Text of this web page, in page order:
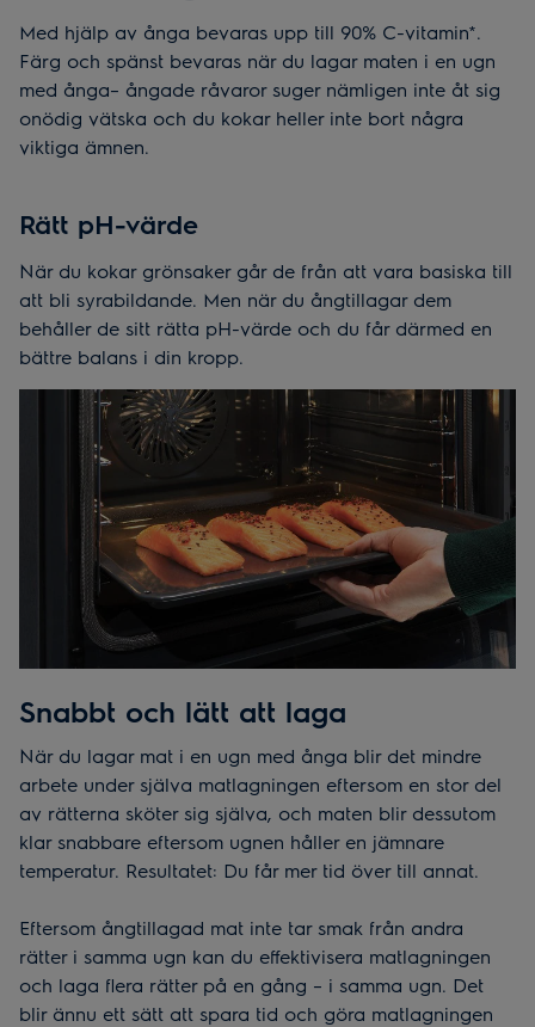
Med hjälp av ånga bevaras upp till 90% C-vitamin*.
Färg och spänst bevaras när du lagar maten i en ugn
med ånga– ångade råvaror suger nämligen inte åt sig
onödig vätska och du kokar heller inte bort några
viktiga ämnen.
Rätt pH-värde
När du kokar grönsaker går de från att vara basiska till
att bli syrabildande. Men när du ångtillagar dem
behåller de sitt rätta pH-värde och du får därmed en
bättre balans i din kropp.
Snabbt och lätt att laga
När du lagar mat i en ugn med ånga blir det mindre
arbete under själva matlagningen eftersom en stor del
av rätterna sköter sig själva, och maten blir dessutom
klar snabbare eftersom ugnen håller en jämnare
temperatur. Resultatet: Du får mer tid över till annat.
Eftersom ångtillagad mat inte tar smak från andra
rätter i samma ugn kan du effektivisera matlagningen
och laga flera rätter på en gång – i samma ugn. Det
blir ännu ett sätt att spara tid och göra matlagningen